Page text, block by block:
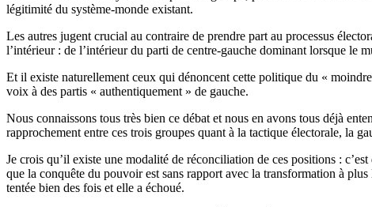
légitimité du système-monde existant.
Les autres jugent crucial au contraire de prendre part au processus
l’intérieur : de l’intérieur du parti de centre-gauche dominant lorsque le
Et il existe naturellement ceux qui dénoncent cette politique du «
voix à des partis « authentiquement » de gauche.
Nous connaissons tous très bien ce débat et nous en avons tous déjà
rapprochement entre ces trois groupes quant à la tactique électorale, la
Je crois qu’il existe une modalité de réconciliation de ces positions :
que la conquête du pouvoir est sans rapport avec la transformation à
tentée bien des fois et elle a échoué.